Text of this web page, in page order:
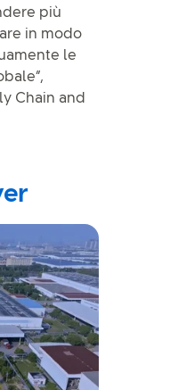
più
in modo
le
Chain and